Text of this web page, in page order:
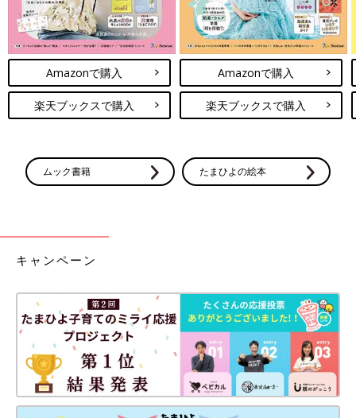
たまひよの出産準備 TOPに戻る
Amazonで購入
楽天ブックスで購入
Amazonで購入
楽天ブックスで購入
ムック書籍 たまひよの絵本
キャンペーン